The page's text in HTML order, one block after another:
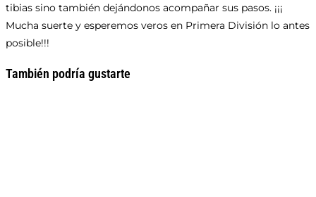
tibias sino también dejándonos acompañar sus pasos. ¡¡¡
Mucha suerte y esperemos veros en Primera División lo antes
posible!!!
También podría gustarte